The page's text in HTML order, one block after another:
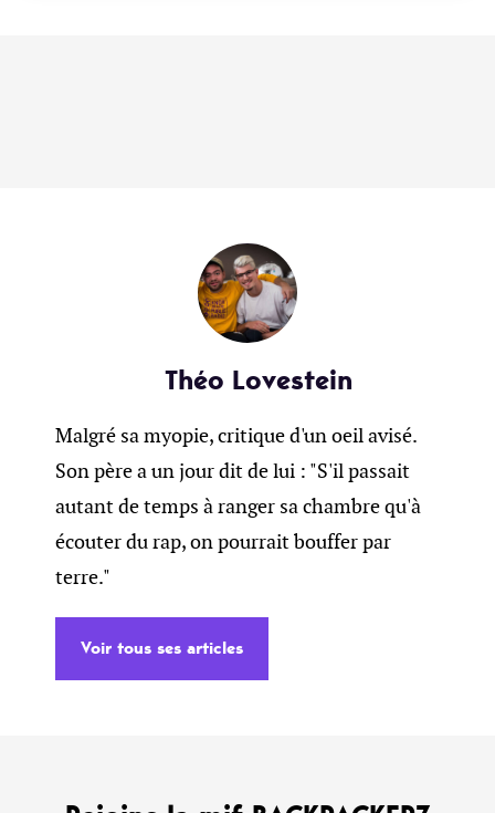
Théo Lovestein
Malgré sa myopie, critique d'un oeil avisé.
Son père a un jour dit de lui : "S'il passait
autant de temps à ranger sa chambre qu'à
écouter du rap, on pourrait bouffer par
terre."
Voir tous ses articles